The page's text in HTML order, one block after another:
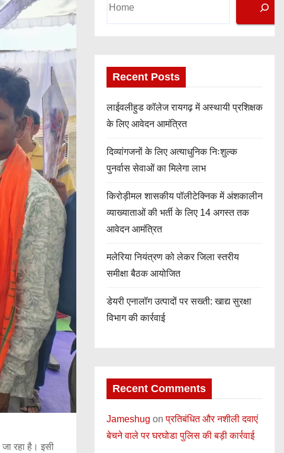
रहा है। इसी
Recent Posts
लाईवलीहुड कॉलेज रायगढ़ में अस्थायी प्रशिक्षक
के लिए आवेदन आमंत्रित
दिव्यांगजनों के लिए अत्याधुनिक निःशुल्क
पुनर्वास सेवाओं का मिलेगा लाभ
किरोड़ीमल शासकीय पॉलीटेक्निक में अंशकालीन
व्याख्याताओं की भर्ती के लिए 14 अगस्त तक
आवेदन आमंत्रित
मलेरिया नियंत्रण को लेकर जिला स्तरीय
समीक्षा बैठक आयोजित
डेयरी एनालॉग उत्पादों पर सख्ती: खाद्य सुरक्षा
विभाग की कार्रवाई
Recent Comments
Jameshug onप्रतिबंधित और नशीली दवाएं
बेचने वाले पर घरघोडा पुलिस की बड़ी कार्रवाई